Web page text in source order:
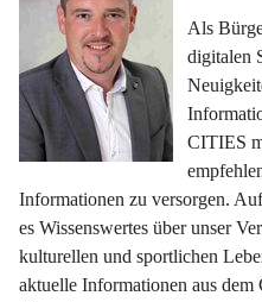
Als
digitalen
CITIES
Informationen zu versorgen.
es Wissenswertes über unser
kulturellen und sportlichen
aktuelle Informationen aus dem